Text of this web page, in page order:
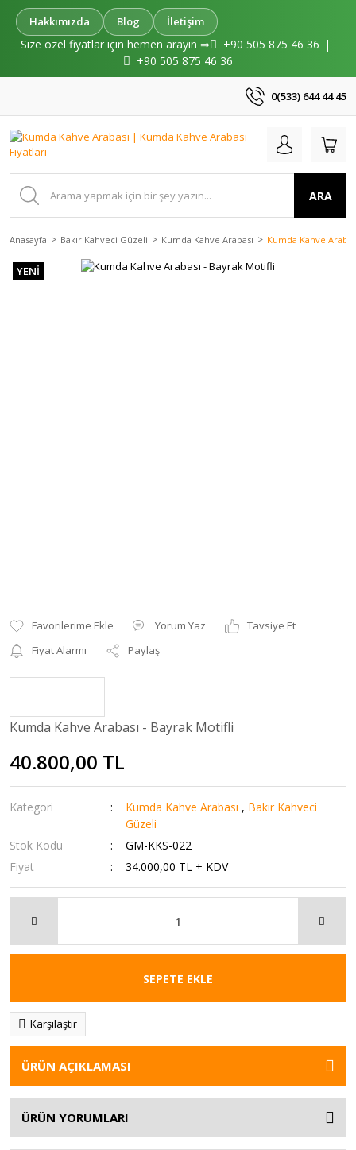
Hakkımızda Blog İletişim
Size özel fiyatlar için hemen arayın ⇒ +90 505 875 46 36 |
+90 505 875 46 36
0(533) 644 44 45
ARA
Anasayfa Bakır Kahveci Güzeli Kumda Kahve Arabası Kumda Kahve
YENİ
Yorum Yaz
Tavsiye Et
Fiyat Alarmı
Paylaş
Kumda Kahve Arabası - Bayrak Motifli
40.800,00 TL
Kategori Kumda Kahve Arabası , Bakır Kahveci
Güzeli
Stok Kodu
GM-KKS-022
Fiyat
34.000,00 TL + KDV
SEPETE EKLE
Karşılaştır
ÜRÜN AÇIKLAMASI
ÜRÜN YORUMLARI